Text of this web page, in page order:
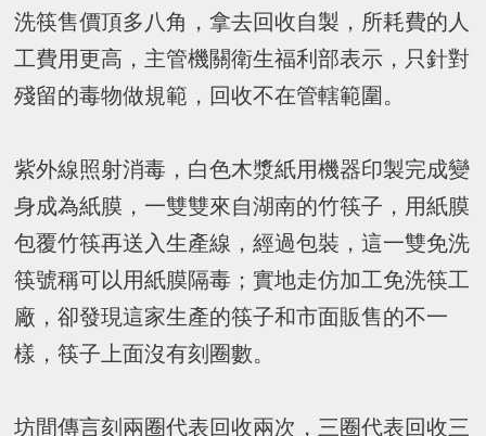
洗筷售價頂多八角，拿去回收自製，所耗費的人
工費用更高，主管機關衛生福利部表示，只針對
殘留的毒物做規範，回收不在管轄範圍。
紫外線照射消毒，白色木漿紙用機器印製完成變
身成為紙膜，一雙雙來自湖南的竹筷子，用紙膜
包覆竹筷再送入生產線，經過包裝，這一雙免洗
筷號稱可以用紙膜隔毒；實地走仿加工免洗筷工
廠，卻發現這家生產的筷子和市面販售的不一
樣，筷子上面沒有刻圈數。
坊間傳言刻兩圈代表回收兩次，三圈代表回收三